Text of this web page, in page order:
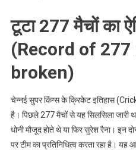
टूटा 277 मैचों का
(Record of
broken)
चेन्नई सुपर किंग्स के क्रिकेट इतिहास
है। पिछले 277 मैचों से यह सिलसिला जारी
धोनी मौजूद होते थे या फिर सुरेश रैना। इन
पर टीम का प्रतिनिधित्व करता रहा है।